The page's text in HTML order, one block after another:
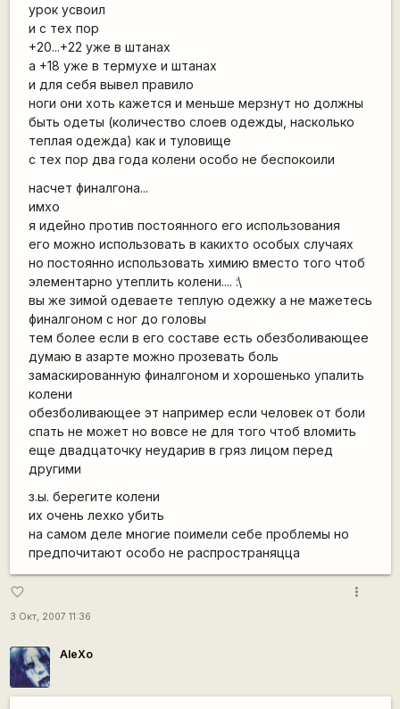
урок усвоил
и с тех пор
+20...+22 уже в штанах
а +18 уже в термухе и штанах
и для себя вывел правило
ноги они хоть кажется и меньше мерзнут но должны
быть одеты (количество слоев одежды, насколько
теплая одежда) как и туловище
с тех пор два года колени особо не беспокоили
насчет финалгона...
имхо
я идейно против постоянного его использования
его можно использовать в какихто особых случаях
но постоянно использовать химию вместо того чтоб
элементарно утеплить колени.... :\
вы же зимой одеваете теплую одежку а не мажетесь
финалгоном с ног до головы
тем более если в его составе есть обезболивающее
думаю в азарте можно прозевать боль
замаскированную финалгоном и хорошенько упалить
колени
обезболивающее эт например если человек от боли
спать не может но вовсе не для того чтоб вломить
еще двадцаточку неударив в гряз лицом перед
другими
з.ы. берегите колени
их очень лехко убить
на самом деле многие поимели себе проблемы но
предпочитают особо не распространяцца
favorite_border
3 Окт, 2007 11:36
more_vert
AleXo